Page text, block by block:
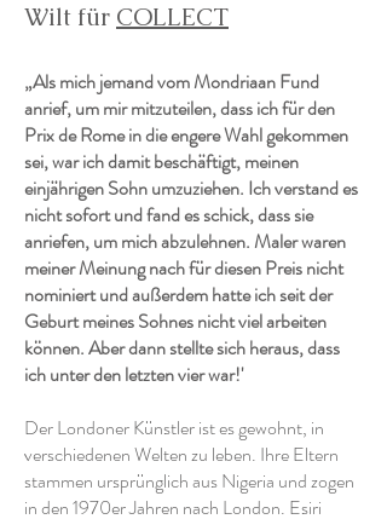
Wilt für COLLECT
„Als mich jemand vom Mondriaan Fund
anrief, um mir mitzuteilen, dass ich für den
Prix de Rome in die engere Wahl gekommen
sei, war ich damit beschäftigt, meinen
einjährigen Sohn umzuziehen. Ich verstand es
nicht sofort und fand es schick, dass sie
anriefen, um mich abzulehnen. Maler waren
meiner Meinung nach für diesen Preis nicht
nominiert und außerdem hatte ich seit der
Geburt meines Sohnes nicht viel arbeiten
können. Aber dann stellte sich heraus, dass
ich unter den letzten vier war!'
Der Londoner Künstler ist es gewohnt, in
verschiedenen Welten zu leben. Ihre Eltern
stammen ursprünglich aus Nigeria und zogen
in den 1970er Jahren nach London. Esiri